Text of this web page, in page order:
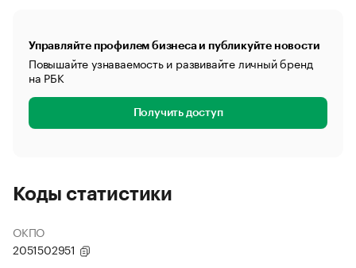
Управляйте профилем бизнеса и публикуйте новости
Повышайте узнаваемость и развивайте личный бренд
на РБК
Получить доступ
Коды статистики
ОКПО
2051502951